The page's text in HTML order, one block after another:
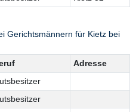
Gerichtsmännern für Kietz bei
Adresse